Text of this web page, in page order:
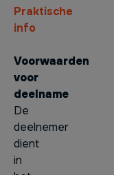
Praktische
info
Voorwaarden
voor
deelname
De
deelnemer
dient
in